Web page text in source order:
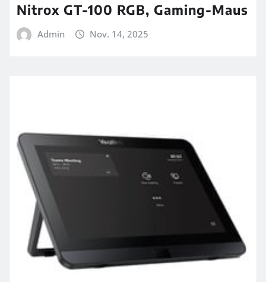
Nitrox GT-100 RGB, Gaming-Maus
Admin Nov. 14, 2025